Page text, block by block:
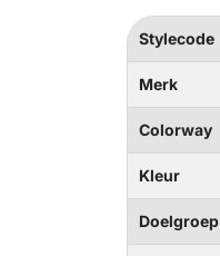
Stylecode
Merk
Colorway
Kleur
Doelgroep